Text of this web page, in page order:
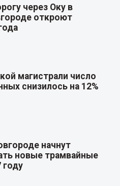
через Оку в
откроют
магистрали число
снизилось на 12%
начнут
новые трамвайные
году